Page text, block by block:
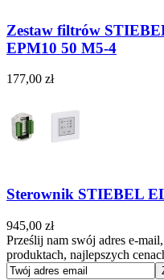
Zestaw filtrów
EPM10 50 M5-4
177,00 zł
Sterownik STIEBEL
945,00 zł
Prześlij nam swój adres e-
produktach, najlepszych